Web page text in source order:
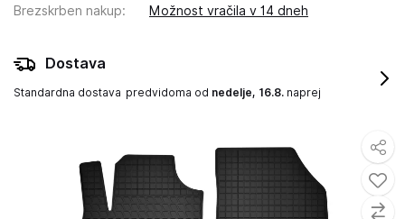
Brezskrben nakup: Možnost vračila v 14 dneh
Dostava
Standardna dostava predvidoma od nedelje, 16.8. naprej